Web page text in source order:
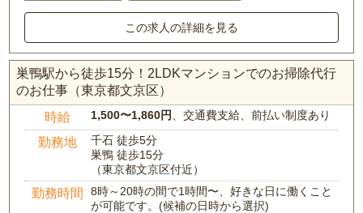
この求人の詳細を見る
巣鴨駅から徒歩15分！2LDKマンションでのお掃除代行
のお仕事（東京都文京区）
時給 1,500〜1,860円 、交通費支給、前払い制度あり
勤務地
千石 徒歩5分
巣鴨 徒歩15分
（東京都文京区付近）
勤務時間
8時～20時の間で1時間〜、好きな日に働くこと
が可能です。(候補の日時から選択)